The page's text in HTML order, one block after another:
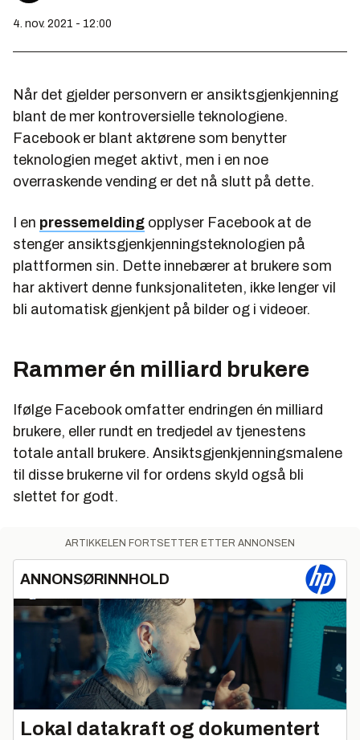
4. nov. 2021 - 12:00
Når det gjelder personvern er ansiktsgjenkjenning
blant de mer kontroversielle teknologiene.
Facebook er blant aktørene som benytter
teknologien meget aktivt, men i en noe
overraskende vending er det nå slutt på dette.
I en pressemelding opplyser Facebook at de
stenger ansiktsgjenkjenningsteknologien på
plattformen sin. Dette innebærer at brukere som
har aktivert denne funksjonaliteten, ikke lenger vil
bli automatisk gjenkjent på bilder og i videoer.
Rammer én milliard brukere
Ifølge Facebook omfatter endringen én milliard
brukere, eller rundt en tredjedel av tjenestens
totale antall brukere. Ansiktsgjenkjenningsmalene
til disse brukerne vil for ordens skyld også bli
slettet for godt.
ARTIKKELEN FORTSETTER ETTER ANNONSEN
ANNONSØRINNHOLD
Lokal datakraft og dokumentert